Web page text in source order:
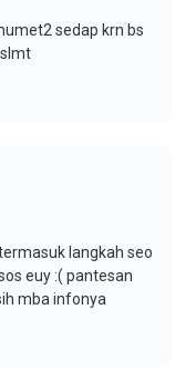
sedap krn bs
langkah seo
euy :( pantesan
mba infonya